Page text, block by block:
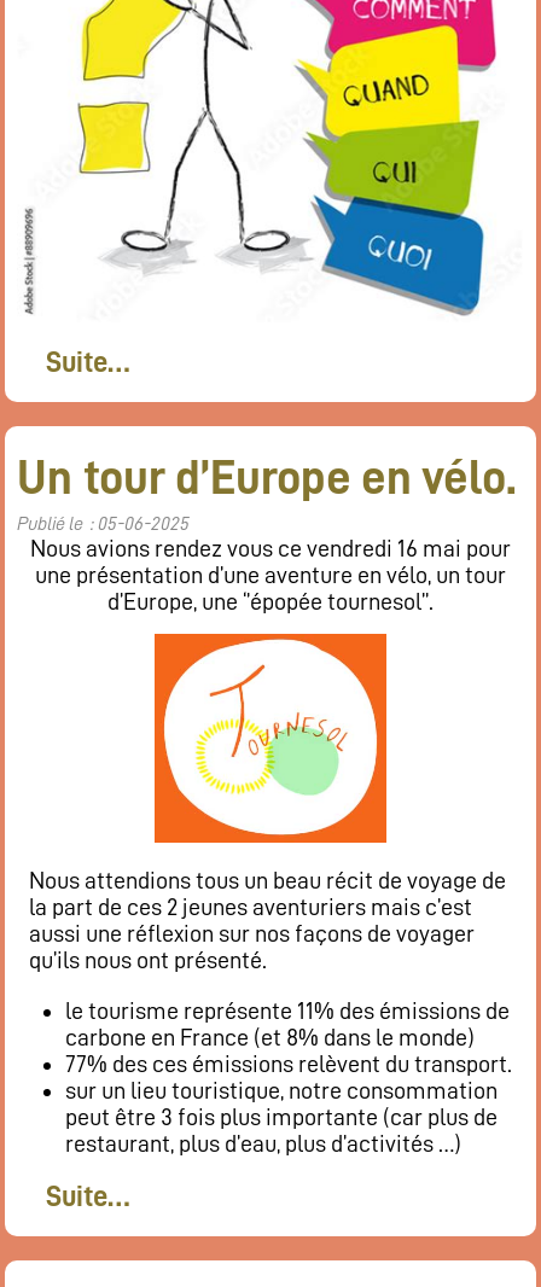
Suite…
Un tour d’Europe en vélo.
Publié le : 05-06-2025
Nous avions rendez vous ce vendredi 16 mai pour
une présentation d’une aventure en vélo, un tour
d’Europe, une ‘’épopée tournesol’’.
Nous attendions tous un beau récit de voyage de
la part de ces 2 jeunes aventuriers mais c’est
aussi une réflexion sur nos façons de voyager
qu’ils nous ont présenté.
le tourisme représente 11% des émissions de
carbone en France (et 8% dans le monde)
77% des ces émissions relèvent du transport.
sur un lieu touristique, notre consommation
peut être 3 fois plus importante (car plus de
restaurant, plus d’eau, plus d’activités …)
Suite…